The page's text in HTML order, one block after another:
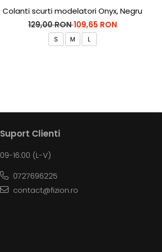
Colanti scurti modelatori Onyx, Negru
129,00 RON109,65 RON
S M L
Suport Clienti
09-16:00 (L-V)
0727696225
contact@fizion.ro